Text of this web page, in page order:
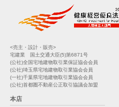
<売主・設計・販売>
宅建業 国土交通大臣(5)第6871号
(公社)全国宅地建物取引業保証協会会員
(公社)埼玉県宅地建物取引業協会会員
(一社)千葉県宅地建物取引業協会会員
(公社)首都圏不動産公正取引協議会加盟
本店